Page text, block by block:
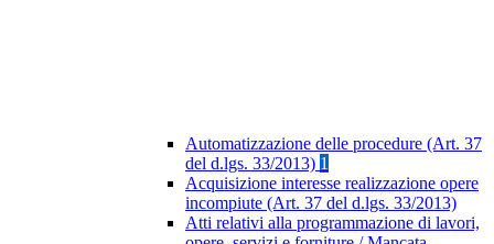
Automatizzazione delle procedure (Art. 37
del d.lgs. 33/2013) 1
Acquisizione interesse realizzazione opere
incompiute (Art. 37 del d.lgs. 33/2013)
Atti relativi alla programmazione di lavori,